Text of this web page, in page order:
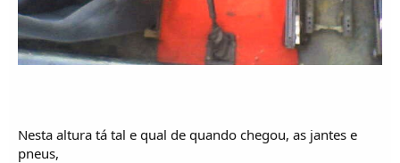
Nesta altura tá tal e qual de quando chegou, as jantes e
pneus,